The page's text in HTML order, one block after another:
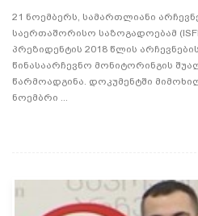
21 ნოემბერს, სამართლიანი
საერთაშორისო საზოგადოებამ
პრეზიდენტის 2018 წლის
წინასაარჩევნო მონიტორინგის
წარმოადგინა. დოკუმენტში
ნოემბრი ...